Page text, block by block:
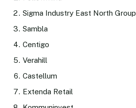
Sigma Industry East North Group
Sambla
Centigo
Verahill
Castellum
Extenda Retail